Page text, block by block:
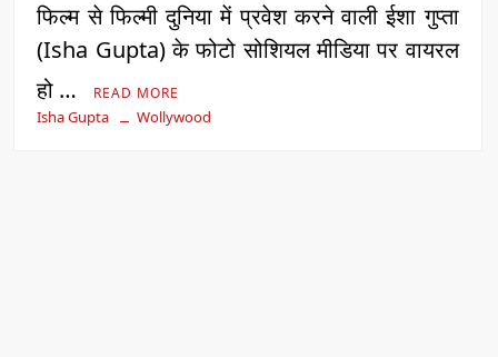
फिल्म से फिल्मी दुनिया में प्रवेश करने वाली ईशा गुप्ता
(Isha Gupta) के फोटो सोशियल मीडिया पर वायरल
हो …
READ MORE
Isha Gupta Wollywood